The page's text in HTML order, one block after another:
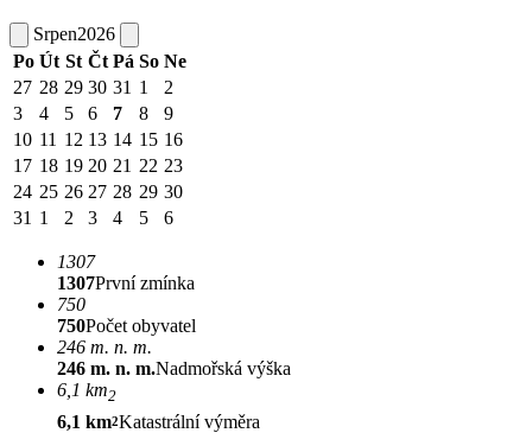
Srpen2026
Po Út St Čt Pá So Ne
27 28 29 30 31 1
2
3
4 5 6 7 8
9
10 11 12 13 14 15 16
17 18 19 20 21 22 23
24 25 26 27 28 29 30
31 1 2 3 4 5 6
1307
1307První zmínka
750
750Počet obyvatel
246 m. n. m.
246 m. n. m.Nadmořská výška
6,1 km2
6,1 km2Katastrální výměra